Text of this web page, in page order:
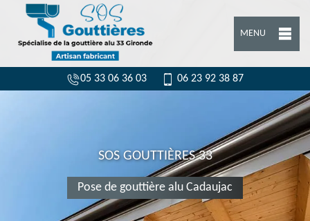
MENU
05 33 06 36 03 06 23 92 38 87
SOS GOUTTIÈRES 33
Pose de gouttière alu Cadaujac